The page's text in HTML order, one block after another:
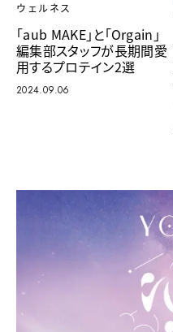
ウェルネス
「aub MAKE」と「Orgain」
編集部スタッフが長期間愛
用するプロテイン2選
2024.09.06